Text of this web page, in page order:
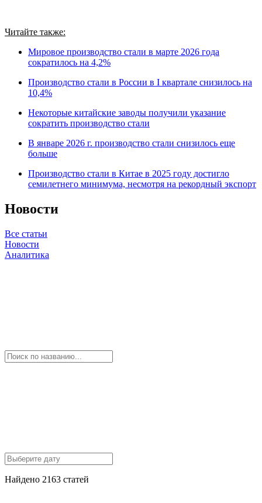
Читайте также:
Мировое производство стали в марте 2026 года
сократилось на 4,2%
Производство стали в России в I квартале снизилось на
10,4%
Некоторые китайские заводы получили указание
сократить производство стали
В январе 2026 г. производство стали снизилось еще
больше
Производство стали в Китае в 2025 году достигло
семилетнего минимума, несмотря на рекордный экспорт
Новости
Все статьи
Новости
Аналитика
Найдено 2163 статей